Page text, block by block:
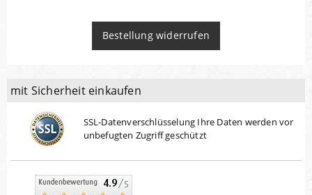
Bestellung widerrufen
mit Sicherheit einkaufen
SSL-Datenverschlüsselung Ihre Daten werden vor
unbefugten Zugriff geschützt